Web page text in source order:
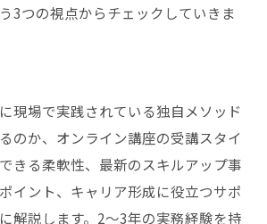
3つの視点からチェックしていきま
現場で実践されている独自メソッド
のか、オンライン講座の受講スタイ
きる柔軟性、最新のスキルアップ事
イント、キャリア形成に役立つサポ
解説します。2〜3年の実務経験を持